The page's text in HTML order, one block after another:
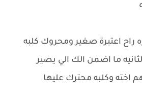
راح اعتبرة صغير ومحروك كلبه
ما اضمن الك الي يصير
اخته وكلبه محترك عليها